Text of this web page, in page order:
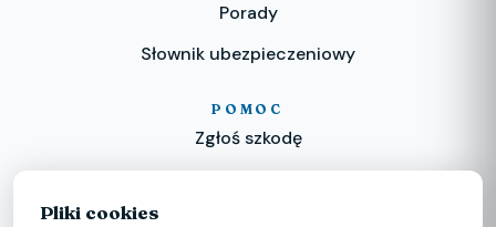
Porady
Słownik ubezpieczeniowy
POMOC
Zgłoś szkodę
Pliki cookies